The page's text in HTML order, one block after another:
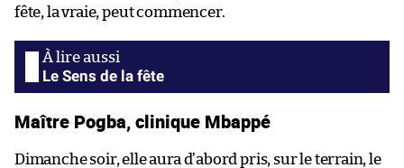
fête, la vraie, peut commencer.
Le Sens de la fête
Maître Pogba, clinique Mbappé
Dimanche soir, elle aura d’abord pris, sur le terrain, le